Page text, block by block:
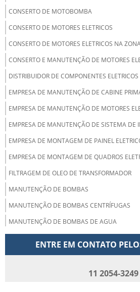
CONSERTO DE MOTOBOMBA
CONSERTO DE MOTORES ELETRICOS
CONSERTO DE MOTORES ELETRICOS NA
CONSERTO E MANUTENÇÃO DE MOTORES
DISTRIBUIDOR DE COMPONENTES ELETRICOS
EMPRESA DE MANUTENÇÃO DE CABINE
EMPRESA DE MANUTENÇÃO DE MOTORES
EMPRESA DE MANUTENÇÃO DE SISTEMA DE
EMPRESA DE MONTAGEM DE PAINEL
EMPRESA DE MONTAGEM DE QUADROS
FILTRAGEM DE OLEO DE TRANSFORMADOR
MANUTENÇÃO DE BOMBAS
MANUTENÇÃO DE BOMBAS CENTRÍFUGAS
MANUTENÇÃO DE BOMBAS DE AGUA
MANUTENÇÃO DE COMPRESSORES
MANUTENÇÃO DE INVERSORES DE
ENTRE EM CONTATO
11 2054-3249